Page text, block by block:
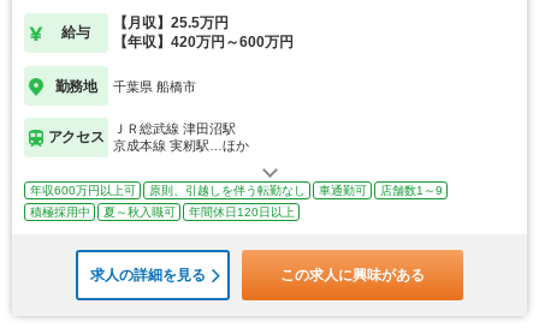
給与
【月収】25.5万円
【年収】420万円～600万円
勤務地 千葉県 船橋市
アクセス
ＪＲ総武線 津田沼駅
京成本線 実籾駅…ほか
年収600万円以上可 原則、引越しを伴う転勤なし 車通勤可
店舗数1～9
積極採用中
夏～秋入職可 年間休日120日以上
求人の詳細を見る この求人に興味がある